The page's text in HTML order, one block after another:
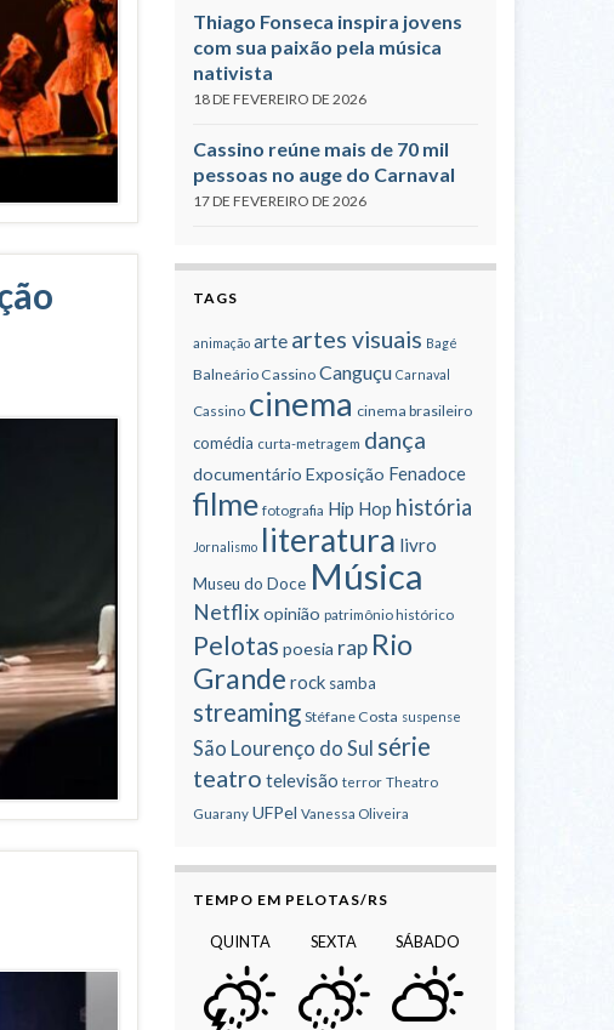
Thiago Fonseca inspira jovens
com sua paixão pela música
nativista
18 DE FEVEREIRO DE 2026
Cassino reúne mais de 70 mil
pessoas no auge do Carnaval
17 DE FEVEREIRO DE 2026
TAGS
animação arte artes visuais Bagé
Balneário Cassino Canguçu Carnaval
Cassino cinema cinema brasileiro
comédia curta-metragem dança
documentário Exposição Fenadoce
filme fotografia Hip Hop história
Jornalismo literatura livro
Museu do Doce Música
Netflixopinião patrimônio histórico
Pelotas poesia rap Rio
Grande rock samba
streaming Stéfane Costa suspense
São Lourenço do Sul série
teatro televisão terror Theatro
Guarany UFPel Vanessa Oliveira
TEMPO EM PELOTAS/RS
QUINTA SEXTA SÁBADO